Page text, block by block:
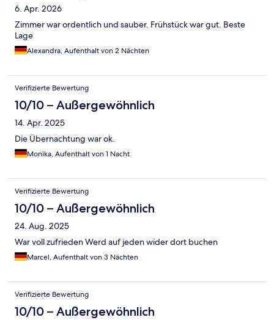
6. Apr. 2026
Zimmer war ordentlich und sauber. Frühstück war gut. Beste
Lage
Alexandra, Aufenthalt von 2 Nächten
Verifizierte Bewertung
10/10 – Außergewöhnlich
14. Apr. 2025
Die Übernachtung war ok.
Monika, Aufenthalt von 1 Nacht
Verifizierte Bewertung
10/10 – Außergewöhnlich
24. Aug. 2025
War voll zufrieden Werd auf jeden wider dort buchen
Marcel, Aufenthalt von 3 Nächten
Verifizierte Bewertung
10/10 – Außergewöhnlich